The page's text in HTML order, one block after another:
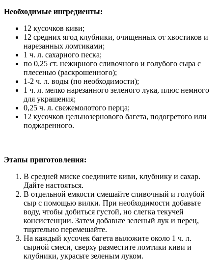
Необходимые ингредиенты:
12 кусочков киви;
12 средних ягод клубники, очищенных от хвостиков и
нарезанных ломтиками;
1 ч. л. сахарного песка;
по 0,25 ст. нежирного сливочного и голубого сыра с
плесенью (раскрошенного);
1-2 ч. л. воды (по необходимости);
1 ч. л. мелко нарезанного зеленого лука, плюс немного
для украшения;
0,25 ч. л. свежемолотого перца;
12 кусочков цельнозернового багета, подогретого или
поджаренного.
Этапы приготовления:
В средней миске соедините киви, клубнику и сахар.
Дайте настояться.
В отдельной емкости смешайте сливочный и голубой
сыр с помощью вилки. При необходимости добавьте
воду, чтобы добиться густой, но слегка текучей
консистенции. Затем добавьте зеленый лук и перец,
тщательно перемешайте.
На каждый кусочек багета выложите около 1 ч. л.
сырной смеси, сверху разместите ломтики киви и
клубники, украсьте зеленым луком.